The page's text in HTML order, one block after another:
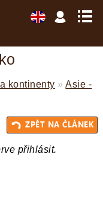
kontinenty » Asie -
přihlásit.